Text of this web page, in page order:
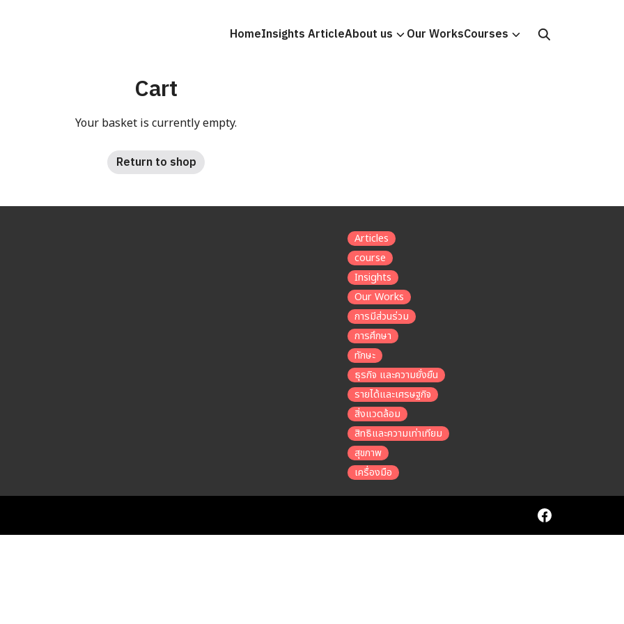
HomeInsights ArticleAbout us Our WorksCourses
Cart
Your basket is currently empty.
Return to shop
Articles
course
Insights
Our Works
การมีส่วนร่วม
การศึกษา
ทักษะ
ธุรกิจ และความยั่งยืน
รายได้และเศรษฐกิจ
สิ่งแวดล้อม
สิทธิและความเท่าเทียม
สุขภาพ
เครื่องมือ